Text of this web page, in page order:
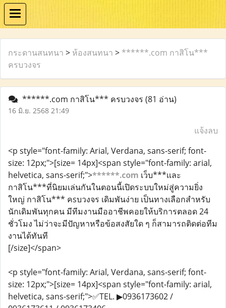
กระดานสนทนา > ห้องสนทนา > ******.com กาสิโน***
ครบวงจร
******.com กาสิโน*** ครบวงจร (81 อ่าน)
16 มิ.ย. 2568 21:49
แจ้งลบ
<p style="font-family: Arial, Verdana, sans-serif; font-
size: 12px;">[size= 14px]<span style="font-family: arial,
helvetica, sans-serif;">******.com เว็บ***เเละ
กาสิโน***ที่นิยมเล่นกันในตอนนี้เปิดระบบใหม่สู่ความยิ่ง
ใหญ่ กาสิโน*** คsบวงจร เดิมพันง่าย เป็นทางเลือกสำหรับ
นักเดิมพันทุกคน มีทีมงานมืออาชีพคอยให้บริการตลอด 24
ชั่วโมง ไม่ว่าจะมีปัญหาหรือข้อสงสัยใด ๆ ก็สามารถติดต่อทีม
งานได้ทันที
[/size]</span>
<p style="font-family: Arial, Verdana, sans-serif; font-
size: 12px;">[size= 14px]<span style="font-family: arial,
helvetica, sans-serif;">✅TEL. ▶0936173602 /